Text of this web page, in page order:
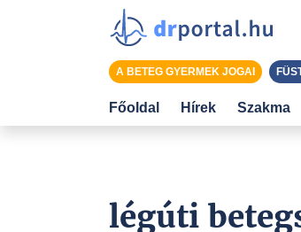
légúti
A BETEG GYERMEK JOGAI
Főoldal Hírek Szakma